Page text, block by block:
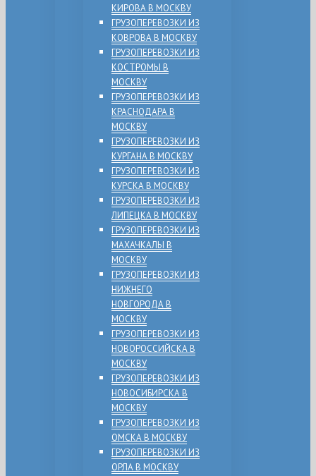
КИРОВА В МОСКВУ
ГРУЗОПЕРЕВОЗКИ ИЗ
КОВРОВА В МОСКВУ
ГРУЗОПЕРЕВОЗКИ ИЗ
КОСТРОМЫ В
МОСКВУ
ГРУЗОПЕРЕВОЗКИ ИЗ
КРАСНОДАРА В
МОСКВУ
ГРУЗОПЕРЕВОЗКИ ИЗ
КУРГАНА В МОСКВУ
ГРУЗОПЕРЕВОЗКИ ИЗ
КУРСКА В МОСКВУ
ГРУЗОПЕРЕВОЗКИ ИЗ
ЛИПЕЦКА В МОСКВУ
ГРУЗОПЕРЕВОЗКИ ИЗ
МАХАЧКАЛЫ В
МОСКВУ
ГРУЗОПЕРЕВОЗКИ ИЗ
НИЖНЕГО
НОВГОРОДА В
МОСКВУ
ГРУЗОПЕРЕВОЗКИ ИЗ
НОВОРОССИЙСКА В
МОСКВУ
ГРУЗОПЕРЕВОЗКИ ИЗ
НОВОСИБИРСКА В
МОСКВУ
ГРУЗОПЕРЕВОЗКИ ИЗ
ОМСКА В МОСКВУ
ГРУЗОПЕРЕВОЗКИ ИЗ
ОРЛА В МОСКВУ